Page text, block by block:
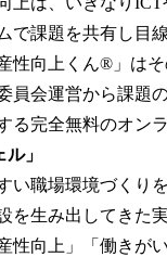
で課題を共有し目
性向上くん®」はそ
員会運営から課題
る完全無料のオン
」
い職場環境づくり
を生み出してきた
性向上」「働きが